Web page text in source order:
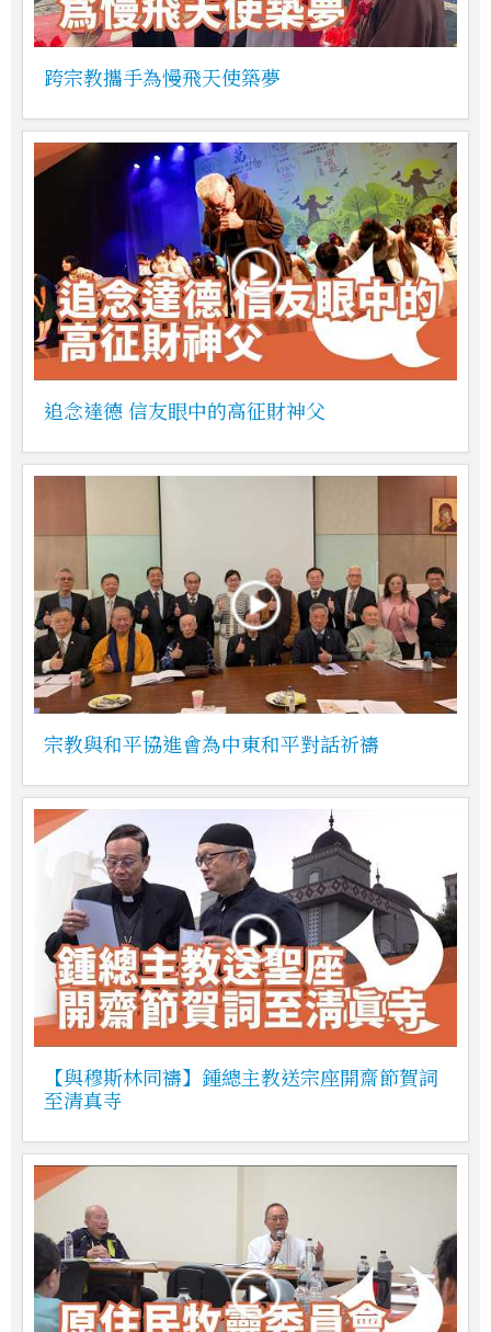
跨宗教攜手為慢飛天使築夢
追念達德 信友眼中的高征財神父
宗教與和平協進會為中東和平對話祈禱
【與穆斯林同禱】鍾總主教送宗座開齋節賀詞
至清真寺